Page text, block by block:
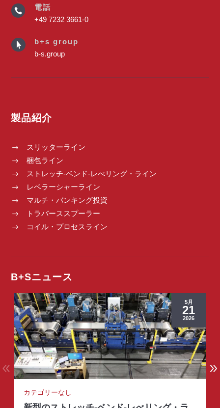

電話
+49 7232 3661-0

b+s group
b-s.group
製品紹介
$ スリッターライン
$ 梱包ライン
$ ストレッチ-ベンド-レべリング・ライン
$ レベラーシャーライン
$ マルチ・バンキング投資
$ トラバーススプーラー
$ コイル・プロセスライン
B+Sニュース
5月
21
2026
カテゴリーなし